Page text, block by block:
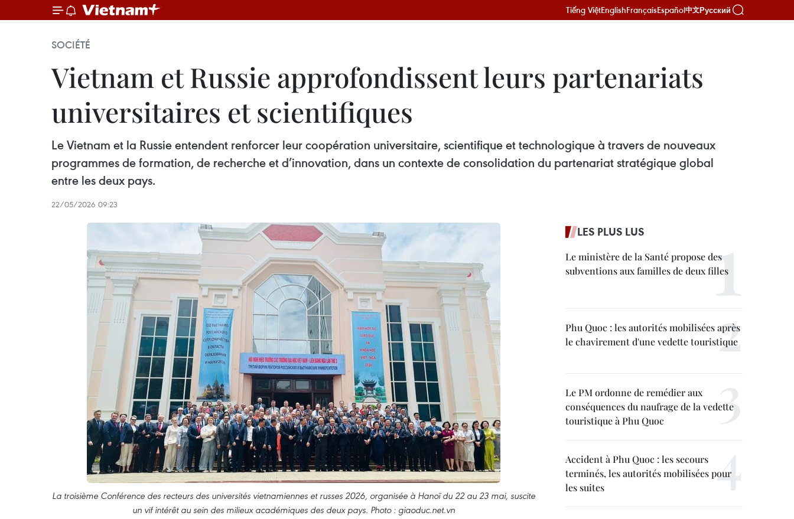
Tiếng ViệtEnglishFrançaisEspañol中文Русский
SOCIÉTÉ
Vietnam et Russie approfondissent leurs partenariats
universitaires et scientifiques
Le Vietnam et la Russie entendent renforcer leur coopération universitaire, scientifique et technologique à travers de nouveaux
programmes de formation, de recherche et d’innovation, dans un contexte de consolidation du partenariat stratégique global
entre les deux pays.
22/05/2026 09:23
La troisième Conférence des recteurs des universités vietnamiennes et russes 2026, organisée à Hanoï du 22 au 23 mai, suscite
un vif intérêt au sein des milieux académiques des deux pays. Photo : giaoduc.net.vn
LES PLUS LUS
Le ministère de la Santé propose des
subventions aux familles de deux filles
Phu Quoc : les autorités mobilisées après
le chavirement d'une vedette touristique
Le PM ordonne de remédier aux
conséquences du naufrage de la vedette
touristique à Phu Quoc
Accident à Phu Quoc : les secours
terminés, les autorités mobilisées pour
les suites